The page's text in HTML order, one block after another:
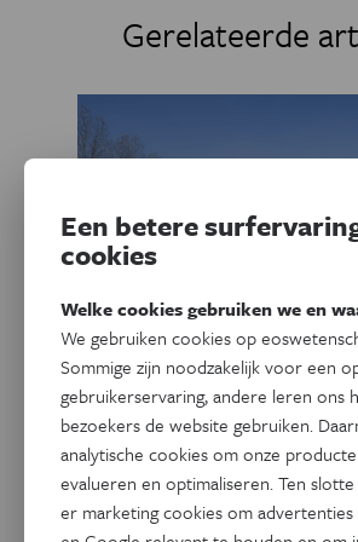
Gerelateerde
Natuur & Milieu
Hoe biologisch
bodemleven
Een betere
cookies
Welke cookies gebruiken we en
We gebruiken cookies op
Sommige zijn noodzakelijk voor een
gebruikerservaring, andere leren ons
bezoekers de website gebruiken.
analytische cookies om onze
evalueren en optimaliseren. Ten slotte
er marketing cookies om advertenties